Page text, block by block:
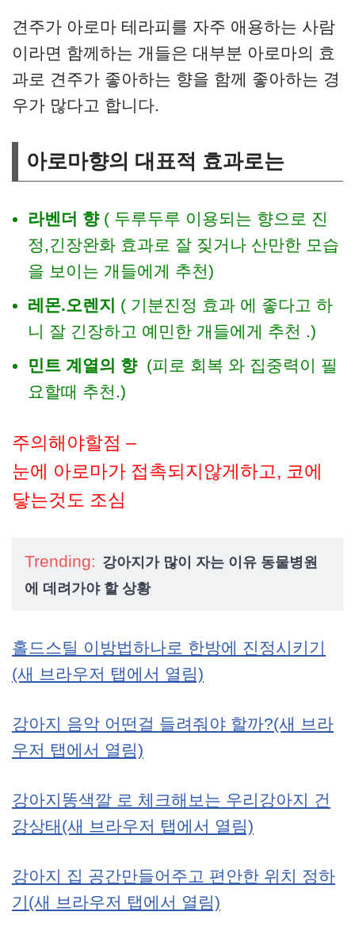
견주가 아로마 테라피를 자주 애용하는 사람
이라면 함께하는 개들은 대부분 아로마의 효
과로 견주가 좋아하는 향을 함께 좋아하는 경
우가 많다고 합니다.
아로마향의 대표적 효과로는
라벤더 향( 두루두루 이용되는 향으로 진
정,긴장완화 효과로 잘 짖거나 산만한 모습
을 보이는 개들에게 추천)
레몬.오렌지 ( 기분진정 효과 에 좋다고 하
니 잘 긴장하고 예민한 개들에게 추천 .)
민트 계열의 향(피로 회복 와 집중력이 필
요할때 추천.)
주의해야할점 –
눈에 아로마가 접촉되지않게하고, 코에
닿는것도 조심
Trending: 강아지가 많이 자는 이유 동물병원
에 데려가야 할 상황
홀드스틸 이방법하나로 한방에 진정시키기
(새 브라우저 탭에서 열림)
강아지 음악 어떤걸 들려줘야 할까?(새 브라
우저 탭에서 열림)
강아지똥색깔 로 체크해보는 우리강아지 건
강상태(새 브라우저 탭에서 열림)
강아지 집 공간만들어주고 편안한 위치 정하
기(새 브라우저 탭에서 열림)